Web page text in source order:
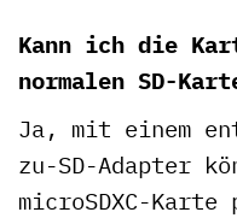
Kann ich die
normalen SD-
Ja, mit einem
zu-SD-Adapter
microSDXC-